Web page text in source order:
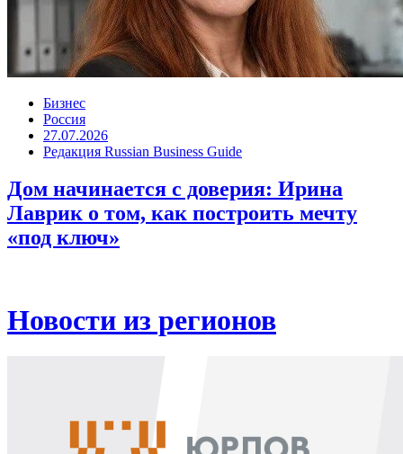
Бизнес
Россия
27.07.2026
Редакция Russian Business Guide
Дом начинается с доверия: Ирина
Лаврик о том, как построить мечту
«под ключ»
Новости из регионов